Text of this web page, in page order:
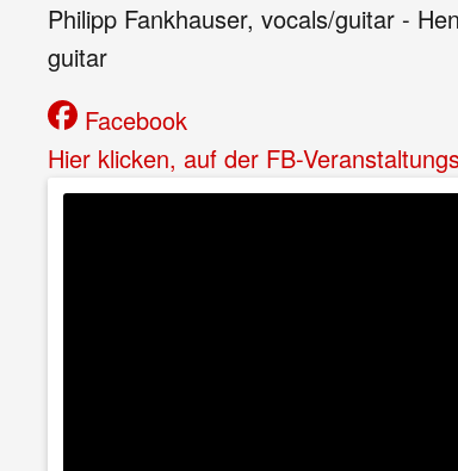
Philipp Fankhauser, vocals/guitar -
guitar
Facebook
Hier klicken, auf der FB-